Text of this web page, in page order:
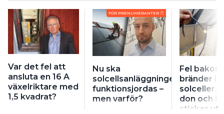
Var det fel att
ansluta en 16 A
växelriktare med
1,5 kvadrat?
FÖR PRENUMERANTER
Nu ska
solcellsanläggningen
funktionsjordas –
men varför?
Fel bakom
bränder i
solceller:
don och
sticker ut”